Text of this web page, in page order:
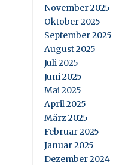
November 2025
Oktober 2025
September 2025
August 2025
Juli 2025
Juni 2025
Mai 2025
April 2025
März 2025
Februar 2025
Januar 2025
Dezember 2024